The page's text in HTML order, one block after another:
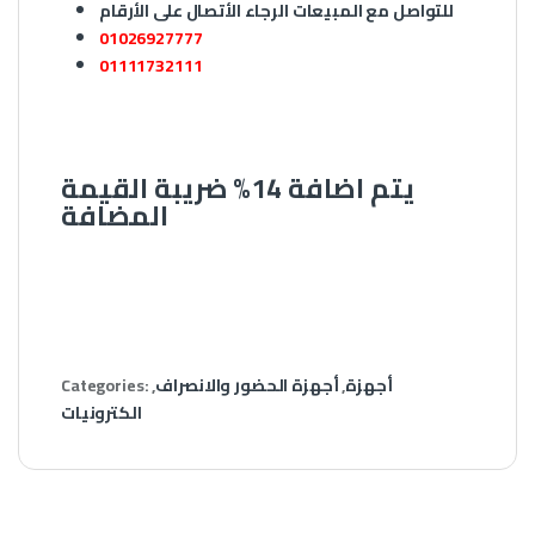
01026927777
01111732111
يتم اضافة 14% ضريبة القيمة
المضافة
Categories: أجهزة,أجهزة الحضور والانصراف,
الكترونيات